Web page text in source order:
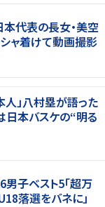
代表の長女・美空
ャ着けて動画撮影
人」八村塁が語った
本バスケの“明る
男子ベスト5「超万
落選をバネに」